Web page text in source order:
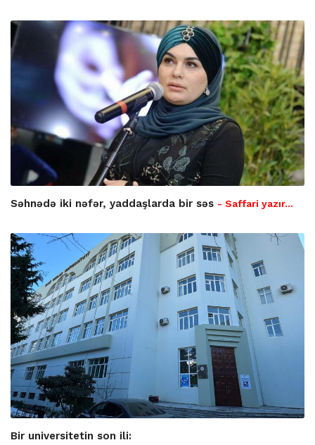
Səhnədə iki nəfər, yaddaşlarda bir səs - Saffari yazır…
Bir universitetin son ili: